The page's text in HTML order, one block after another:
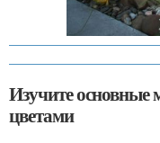
Изучите основные
цветами